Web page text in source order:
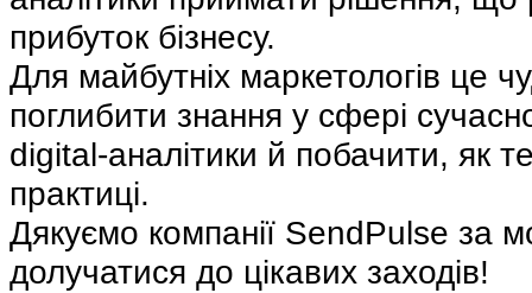
прибуток бізнесу.
Для майбутніх маркетологів це
поглибити знання у сфері
digital-аналітики й побачити, як
практиці.
Дякуємо компанії SendPulse за
долучатися до цікавих заходів!